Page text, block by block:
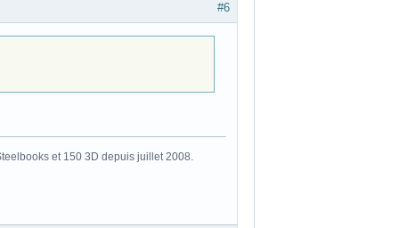
#6
et 150 3D depuis juillet 2008.